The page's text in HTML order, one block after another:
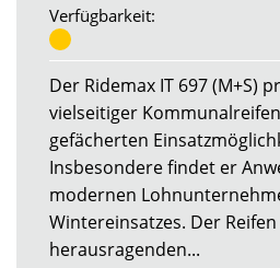
Verfügbarkeit:
Der Ridemax IT 697 (M+S)
vielseitiger
gefächerten
Insbesondere findet er
modernen
Wintereinsatzes. Der
herausragenden...